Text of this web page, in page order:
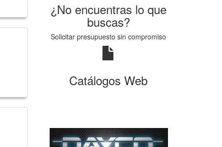
¿No encuentras lo que
buscas?
Solicitar presupuesto sin compromiso
Catálogos Web